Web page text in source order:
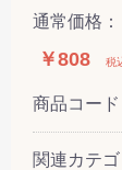
通常価格：
￥808 税
商品コード
関連カテゴ